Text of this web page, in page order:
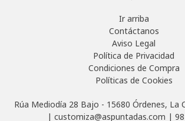
Ir arriba
Contáctanos
Aviso Legal
Política de Privacidad
Condiciones de Compra
Políticas de Cookies
Rúa Mediodía 28 Bajo - 15680 Órdenes, La
| customiza@aspuntadas.com |